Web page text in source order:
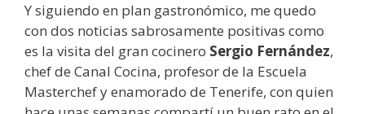
Y siguiendo en plan gastronómico, me quedo
con dos noticias sabrosamente positivas como
es la visita del gran cocinero Sergio Fernández,
chef de Canal Cocina, profesor de la Escuela
Masterchef y enamorado de Tenerife, con quien